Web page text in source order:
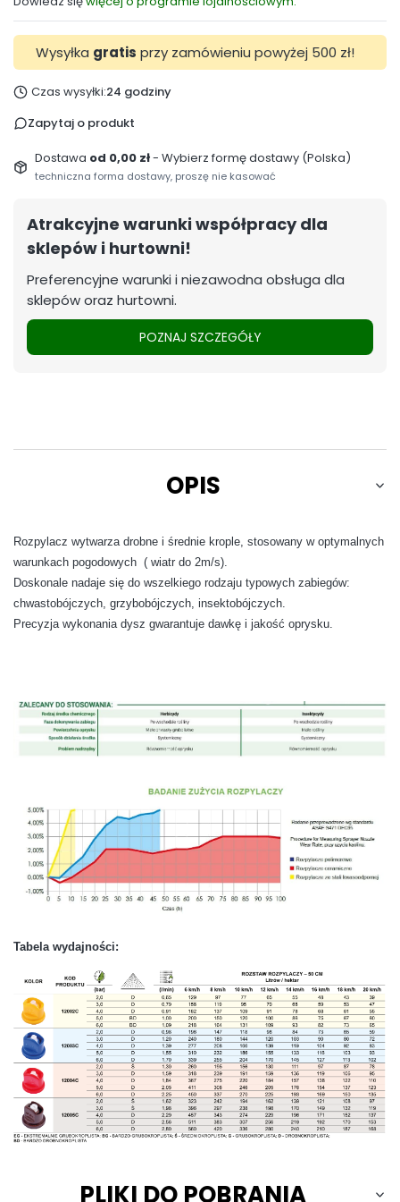
Wysyłka gratis przy zamówieniu powyżej 500 zł!
Czas wysyłki:24 godziny
Zapytaj o produkt
Dostawa od 0,00 zł- Wybierz formę dostawy (Polska)
techniczna forma dostawy, proszę nie kasować
Atrakcyjne warunki współpracy dla
sklepów i hurtowni!
Preferencyjne warunki i niezawodna obsługa dla
sklepów oraz hurtowni.
POZNAJ SZCZEGÓŁY
OPIS
Rozpylacz wytwarza drobne i średnie krople, stosowany w optymalnych
warunkach pogodowych ( wiatr do 2m/s).
Doskonale nadaje się do wszelkiego rodzaju typowych zabiegów:
chwastobójczych, grzybobójczych, insektobójczych.
Precyzja wykonania dysz gwarantuje dawkę i jakość oprysku.
Tabela wydajności:
PLIKI DO POBRANIA